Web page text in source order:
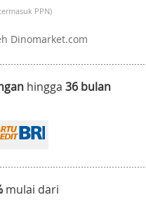
PPN)
Dinomarket.com
hingga 36 bulan
mulai dari